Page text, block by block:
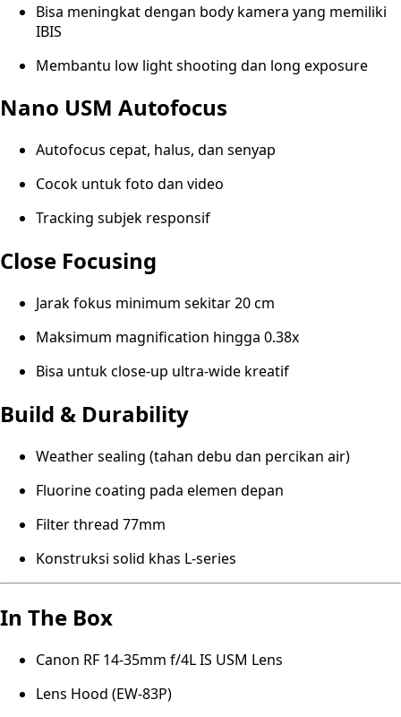
Bisa meningkat dengan body kamera yang memiliki
IBIS
Membantu low light shooting dan long exposure
Nano USM Autofocus
Autofocus cepat, halus, dan senyap
Cocok untuk foto dan video
Tracking subjek responsif
Close Focusing
Jarak fokus minimum sekitar 20 cm
Maksimum magnification hingga 0.38x
Bisa untuk close-up ultra-wide kreatif
Build & Durability
Weather sealing (tahan debu dan percikan air)
Fluorine coating pada elemen depan
Filter thread 77mm
Konstruksi solid khas L-series
In The Box
Canon RF 14-35mm f/4L IS USM Lens
Lens Hood (EW-83P)